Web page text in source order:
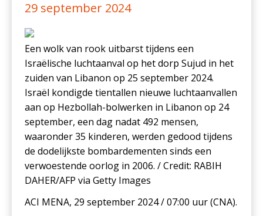
29 september 2024
Een wolk van rook uitbarst tijdens een
Israëlische luchtaanval op het dorp Sujud in het
zuiden van Libanon op 25 september 2024.
Israël kondigde tientallen nieuwe luchtaanvallen
aan op Hezbollah-bolwerken in Libanon op 24
september, een dag nadat 492 mensen,
waaronder 35 kinderen, werden gedood tijdens
de dodelijkste bombardementen sinds een
verwoestende oorlog in 2006. / Credit: RABIH
DAHER/AFP via Getty Images
ACI MENA, 29 september 2024 / 07:00 uur (CNA).